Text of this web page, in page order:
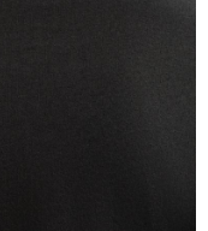
度並採取法律行動。